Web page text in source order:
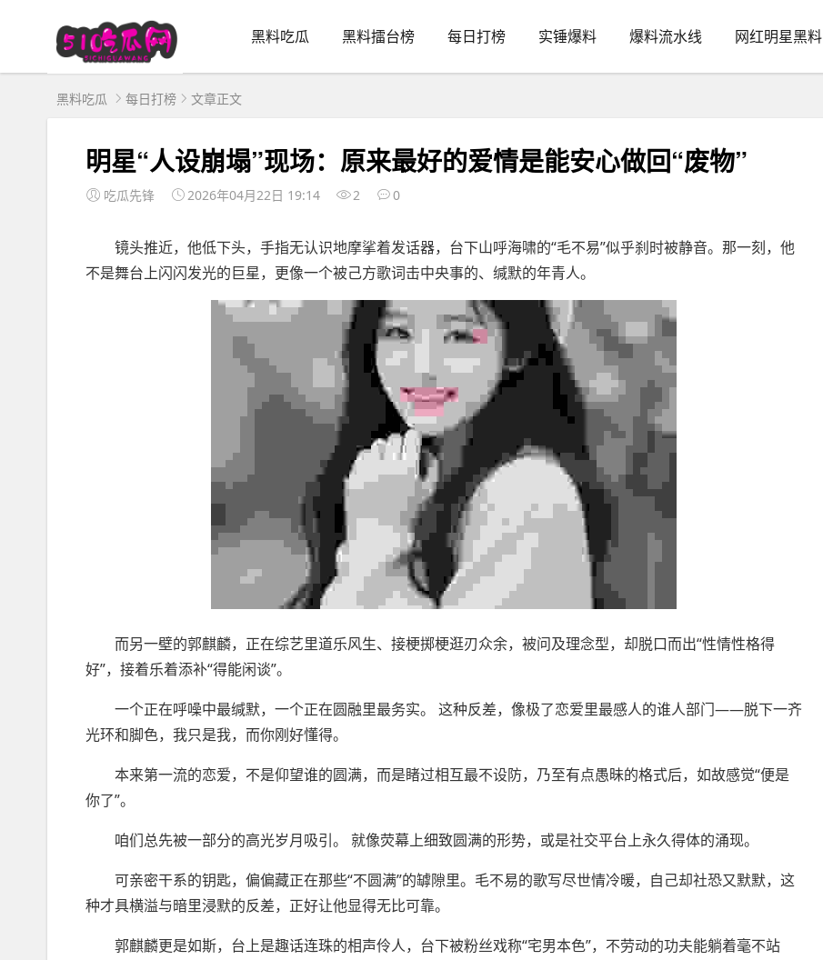
黑料吃瓜 黑料擂台榜 每日打榜 实锤爆料 爆料流水线 网红明星黑料
黑料吃瓜 每日打榜 文章正文
明星“人设崩塌”现场：原来最好的爱情是能安心做回“废物”
吃瓜先锋 2026年04月22日 19:14 2 0
镜头推近，他低下头，手指无认识地摩挲着发话器，台下山呼海啸的“毛不易”似乎刹时被静音。那一刻，他
不是舞台上闪闪发光的巨星，更像一个被己方歌词击中央事的、缄默的年青人。
而另一壁的郭麒麟，正在综艺里道乐风生、接梗掷梗逛刃众余，被问及理念型，却脱口而出“性情性格得
好”，接着乐着添补“得能闲谈”。
一个正在呼噪中最缄默，一个正在圆融里最务实。 这种反差，像极了恋爱里最感人的谁人部门——脱下一齐
光环和脚色，我只是我，而你刚好懂得。
本来第一流的恋爱，不是仰望谁的圆满，而是睹过相互最不设防，乃至有点愚昧的格式后，如故感觉“便是
你了”。
咱们总先被一部分的高光岁月吸引。 就像荧幕上细致圆满的形势，或是社交平台上永久得体的涌现。
可亲密干系的钥匙，偏偏藏正在那些“不圆满”的罅隙里。毛不易的歌写尽世情冷暖，自己却社恐又默默，这
种才具横溢与暗里浸默的反差，正好让他显得无比可靠。
郭麒麟更是如斯，台上是趣话连珠的相声伶人，台下被粉丝戏称“宅男本色”，不劳动的功夫能躺着毫不站